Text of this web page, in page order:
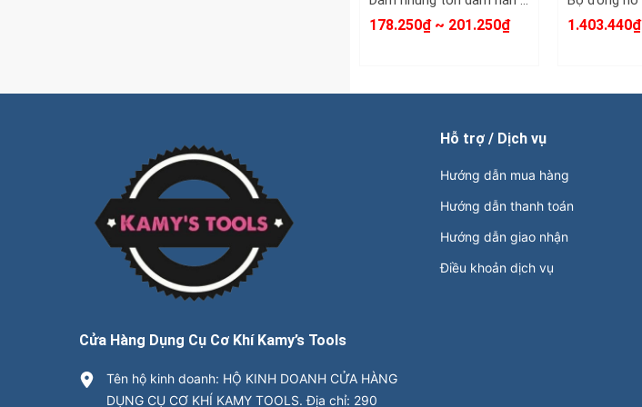
178.250₫ ~ 201.250₫ 1.403.440₫
Cửa Hàng Dụng Cụ Cơ Khí Kamy’s Tools
Tên hộ kinh doanh: HỘ KINH DOANH CỬA HÀNG
DỤNG CỤ CƠ KHÍ KAMY TOOLS. Địa chỉ: 290
Hỗ trợ / Dịch vụ
Hướng dẫn mua hàng
Hướng dẫn thanh toán
Hướng dẫn giao nhận
Điều khoản dịch vụ